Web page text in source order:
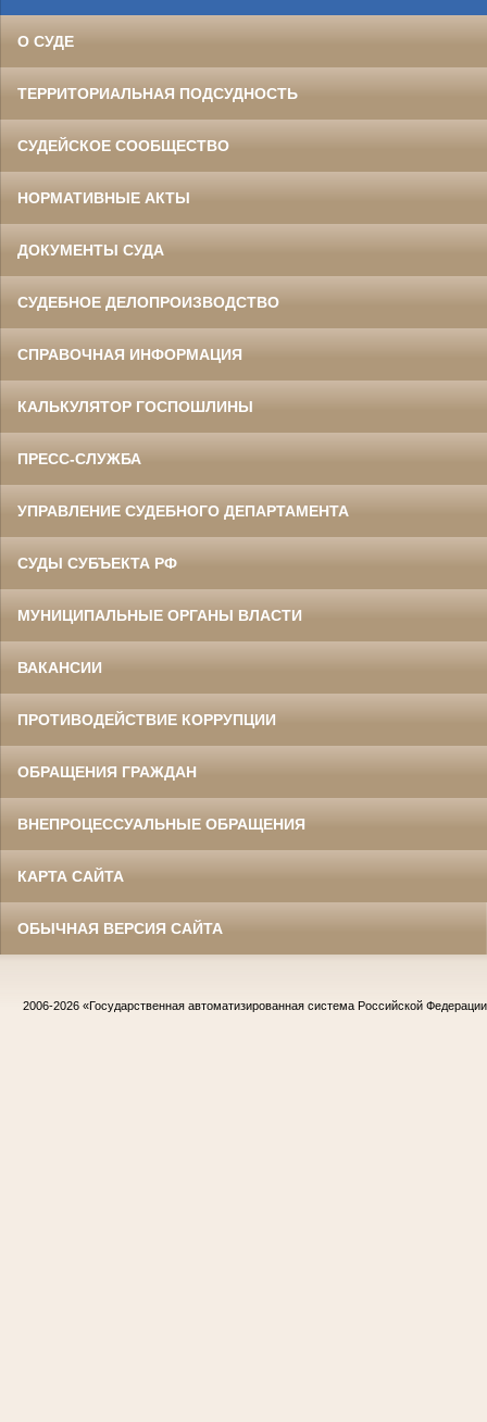
О СУДЕ
ТЕРРИТОРИАЛЬНАЯ ПОДСУДНОСТЬ
СУДЕЙСКОЕ СООБЩЕСТВО
НОРМАТИВНЫЕ АКТЫ
ДОКУМЕНТЫ СУДА
СУДЕБНОЕ ДЕЛОПРОИЗВОДСТВО
СПРАВОЧНАЯ ИНФОРМАЦИЯ
КАЛЬКУЛЯТОР ГОСПОШЛИНЫ
ПРЕСС-СЛУЖБА
УПРАВЛЕНИЕ СУДЕБНОГО ДЕПАРТАМЕНТА
СУДЫ СУБЪЕКТА РФ
МУНИЦИПАЛЬНЫЕ ОРГАНЫ ВЛАСТИ
ВАКАНСИИ
ПРОТИВОДЕЙСТВИЕ КОРРУПЦИИ
ОБРАЩЕНИЯ ГРАЖДАН
ВНЕПРОЦЕССУАЛЬНЫЕ ОБРАЩЕНИЯ
КАРТА САЙТА
ОБЫЧНАЯ ВЕРСИЯ САЙТА
2006-2026 «Государственная автоматизированная система Российской